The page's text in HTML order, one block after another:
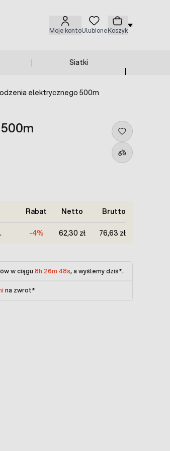
Moje kontoUlubioneKoszyk
Siatki
elektrycznego 500m
Rabat Netto Brutto
-4% 62,30 zł 76,63 zł
w ciągu 8h 26m 48s, a wyślemy dziś*.
na zwrot*